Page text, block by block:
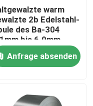
warm
2b Edelstahl-
des Ba-304
bis 6.0mm
Anfrage absenden